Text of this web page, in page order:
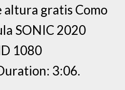
altura gratis Como
SONIC 2020
1080
3:06.